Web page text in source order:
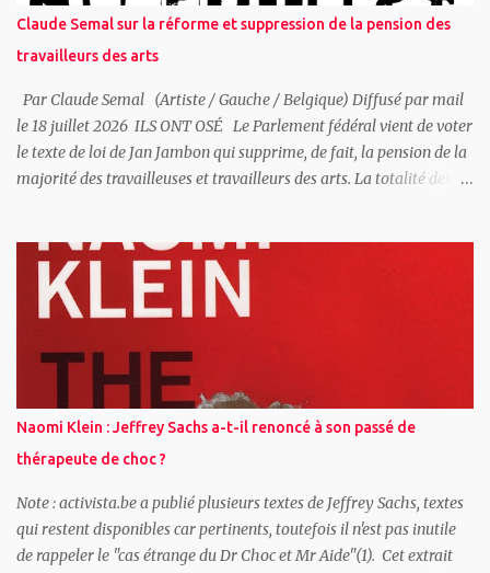
rationalité et le sens du devoir reprennent le dessus et je confirme
le rendez-vous. Yurii me rejoint au restaurant italien près de chez
lui. Tout de suite, il manifeste de la symp...
Claude Semal sur la réforme et suppression de la pension des
travailleurs des arts
Par Claude Semal (Artiste / Gauche / Belgique) Diffusé par mail
le 18 juillet 2026 ILS ONT OSÉ Le Parlement fédéral vient de voter
le texte de loi de Jan Jambon qui supprime, de fait, la pension de la
majorité des travailleuses et travailleurs des arts. La totalité des
Ministre de la Culture « Engagée » Elisabeth Degryse, prétendent
« défendre » de la main gauche les professions artistiques
pendant que leurs partis les assassinent tranquillement dans le dos
gouvernement Arizona s’en prenne au secteur culturel pour
dénoncer sa politique antisociale – avec, notamment, l’expulsion
de 300.000 personnes du chômage, et le harcèlement quotidien
des allocataires des CPAS. Mais la désinvolture avec laquelle ce
gouver...
Naomi Klein : Jeffrey Sachs a-t-il renoncé à son passé de
thérapeute de choc ?
Note : activista.be a publié plusieurs textes de Jeffrey Sachs, textes
qui restent disponibles car pertinents, toutefois il n'est pas inutile
de rappeler le "cas étrange du Dr Choc et Mr Aide"(1). Cet extrait